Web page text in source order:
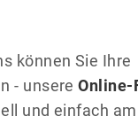
können Sie Ihre
- unsereOnline-
und einfach am